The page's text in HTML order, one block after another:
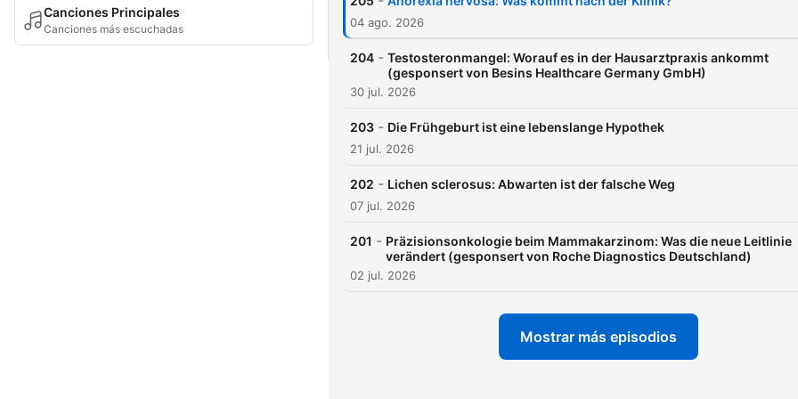
Canciones Principales
Canciones más escuchadas
und Ärzte in Deutschland.
www.springermedizin.de
04 ago. 2026
204 - Testosteronmangel: Worauf es in der Hausarztpraxis ankommt
(gesponsert von Besins Healthcare Germany GmbH)
30 jul. 2026
203 - Die Frühgeburt ist eine lebenslange Hypothek
21 jul. 2026
202 - Lichen sclerosus: Abwarten ist der falsche Weg
07 jul. 2026
201 - Präzisionsonkologie beim Mammakarzinom: Was die neue Leitlinie
verändert (gesponsert von Roche Diagnostics Deutschland)
02 jul. 2026
Mostrar más episodios